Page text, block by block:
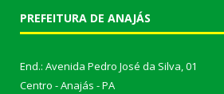
PREFEITURA DE ANAJÁS
End.: Avenida Pedro José da Silva, 01
Centro - Anajás - PA